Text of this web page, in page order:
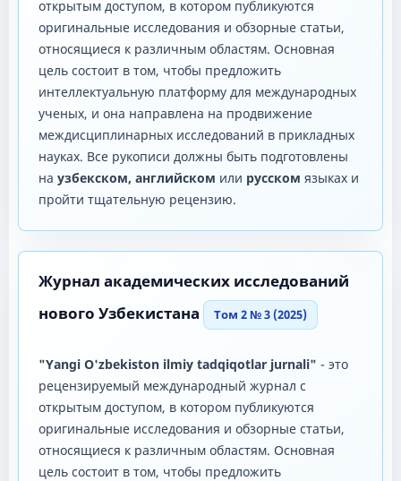
открытым доступом, в котором публикуются
оригинальные исследования и обзорные статьи,
относящиеся к различным областям. Основная
цель состоит в том, чтобы предложить
интеллектуальную платформу для международных
ученых, и она направлена ​​на продвижение
междисциплинарных исследований в прикладных
науках. Все рукописи должны быть подготовлены
на узбекском, английском или русском языках и
пройти тщательную рецензию.
Журнал академических исследований
нового Узбекистана
Том 2 № 3 (2025)
"Yangi O'zbekiston ilmiy tadqiqotlar jurnali" - это
рецензируемый международный журнал с
открытым доступом, в котором публикуются
оригинальные исследования и обзорные статьи,
относящиеся к различным областям. Основная
цель состоит в том, чтобы предложить